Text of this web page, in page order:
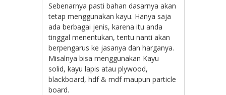
Sebenarnya pasti bahan dasarnya akan
tetap menggunakan kayu. Hanya saja
ada berbagai jenis, karena itu anda
tinggal menentukan, tentu nanti akan
berpengarus ke jasanya dan harganya.
Misalnya bisa menggunakan Kayu
solid, kayu lapis atau plywood,
blackboard, hdf & mdf maupun particle
board.